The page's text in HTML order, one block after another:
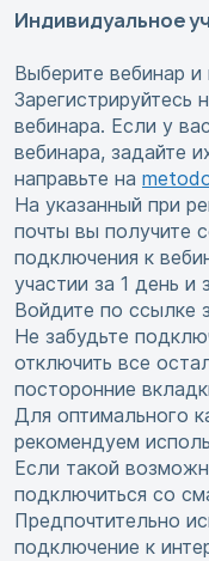
Индивидуальное
Выберите вебинар и
Зарегистрируйтесь
вебинара. Если у
вебинара, задайте
направьте на
На указанный при
почты вы получите
подключения к
участии за 1 день и
Войдите по ссылке
Не забудьте
отключить все
посторонние
Для оптимального
рекомендуем
Если такой
подключиться со
Предпочтительно
подключение к